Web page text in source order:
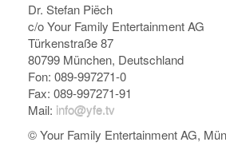
Dr. Stefan Piëch
c/o Your Family Entertainment AG
Türkenstraße 87
80799 München, Deutschland
Fon: 089-997271-0
Fax: 089-997271-91
Mail: info@yfe.tv
© Your Family Entertainment AG,